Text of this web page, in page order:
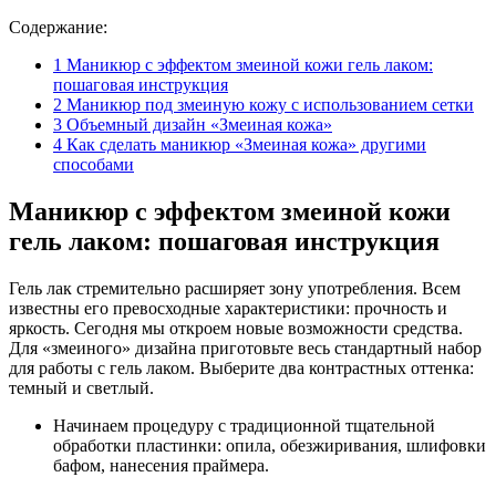
Содержание:
1 Маникюр с эффектом змеиной кожи гель лаком:
пошаговая инструкция
2 Маникюр под змеиную кожу с использованием сетки
3 Объемный дизайн «Змеиная кожа»
4 Как сделать маникюр «Змеиная кожа» другими
способами
Маникюр с эффектом змеиной кожи
гель лаком: пошаговая инструкция
Гель лак стремительно расширяет зону употребления. Всем
известны его превосходные характеристики: прочность и
яркость. Сегодня мы откроем новые возможности средства.
Для «змеиного» дизайна приготовьте весь стандартный набор
для работы с гель лаком. Выберите два контрастных оттенка:
темный и светлый.
Начинаем процедуру с традиционной тщательной
обработки пластинки: опила, обезжиривания, шлифовки
бафом, нанесения праймера.